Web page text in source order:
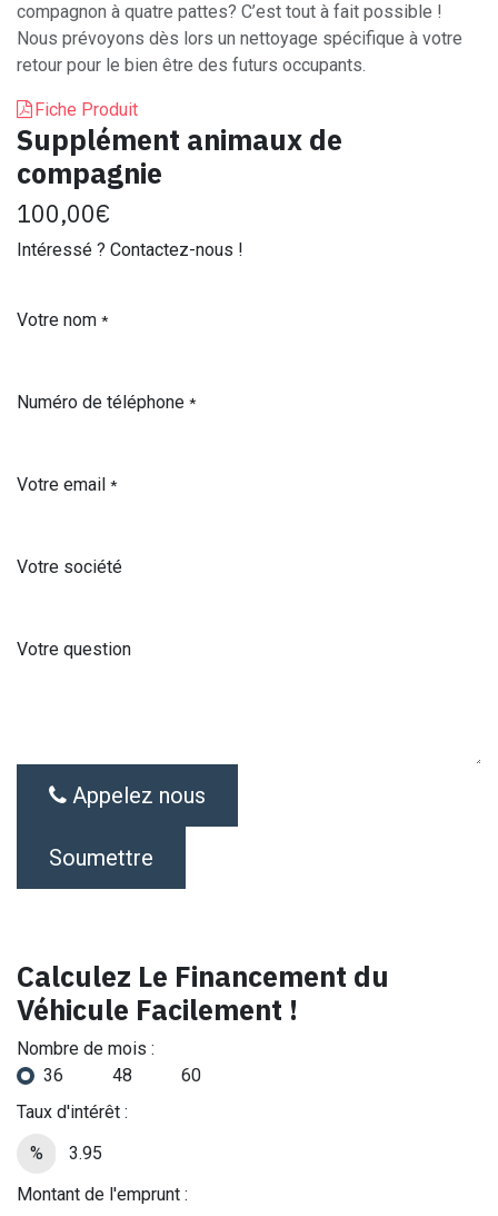
compagnon à quatre pattes? C’est tout à fait possible !
Nous prévoyons dès lors un nettoyage spécifique à votre
retour pour le bien être des futurs occupants.
Fiche Produit
Supplément animaux de
compagnie
100,00€
Intéressé ? Contactez-nous !
Votre nom *
Numéro de téléphone *
Votre email *
Votre société
Votre question
Appelez nous
Soumettre
Calculez Le Financement du
Véhicule Facilement !
Nombre de mois :
36
48
60
Taux d'intérêt :
%
Montant de l'emprunt :